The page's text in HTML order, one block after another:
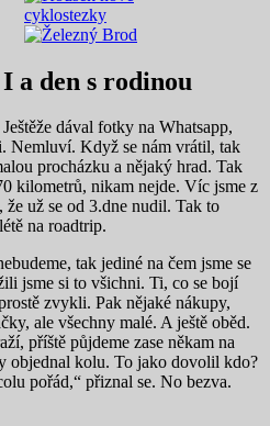
a den s rodinou
dával fotky na Whatsapp,
Nemluví. Když se nám vrátil, tak
procházku a nějaký hrad. Tak
kilometrů, nikam nejde. Víc jsme z
že už se od 3.dne nudil. Tak to
na roadtrip.
tak jediné na čem jsme se
jsme si to všichni. Ti, co se bojí
zvykli. Pak nějaké nákupy,
ale všechny malé. A ještě oběd.
příště půjdeme zase někam na
objednal kolu. To jako dovolil kdo?
pořád,“ přiznal se. No bezva.